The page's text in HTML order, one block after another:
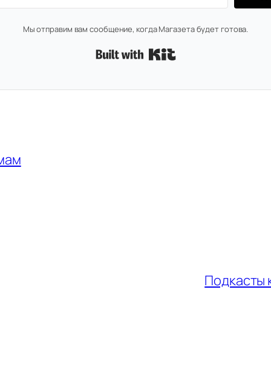
Мы отправим вам сообщение, когда Магазета будет готова.
Built with Kit
Подкасты